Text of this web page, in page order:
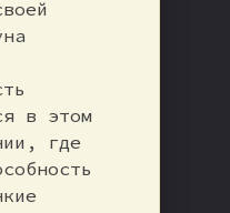
в этом
где